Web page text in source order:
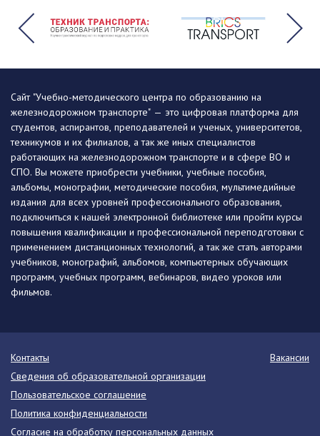
Сайт "Учебно-методического центра по образованию на
железнодорожном транспорте" — это цифровая платформа для
студентов, аспирантов, преподавателей и ученых, университетов,
техникумов и их филиалов, а так же иных специалистов
работающих на железнодорожном транспорте и в сфере ВО и
СПО. Вы можете приобрести учебники, учебные пособия,
альбомы, монографии, методические пособия, мультимедийные
издания для всех уровней профессионального образования,
подключиться к нашей электронной библиотеке или пройти курсы
повышения квалификации и профессиональной переподготовки с
применением дистанционных технологий, а так же стать авторами
учебников, монографий, альбомов, компьютерных обучающих
программ, учебных программ, вебинаров, видео уроков или
фильмов.
Контакты
Вакансии
Сведения об образовательной организации
Пользовательское соглашение
Политика конфиденциальности
Согласие на обработку персональных данных